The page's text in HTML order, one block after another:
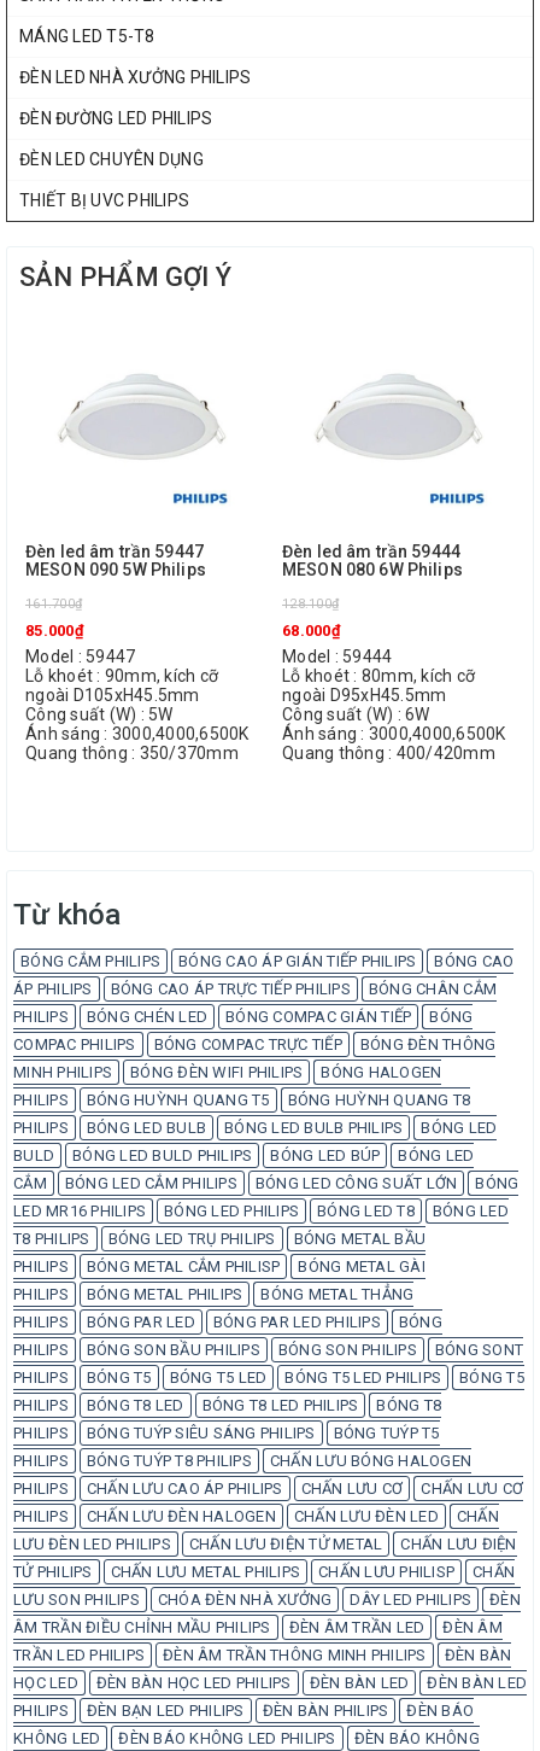
MÁNG LED T5-T8
ĐÈN LED NHÀ XƯỞNG PHILIPS
ĐÈN ĐƯỜNG LED PHILIPS
ĐÈN LED CHUYÊN DỤNG
THIẾT BỊ UVC PHILIPS
SẢN PHẨM GỢI Ý
Đèn led âm trần 59447
MESON 090 5W Philips
161.700₫
85.000₫
Model : 59447
Lỗ khoét : 90mm, kích cỡ
ngoài D105xH45.5mm
Công suất (W) : 5W
Ánh sáng : 3000,4000,6500K
Quang thông : 350/370mm
Đèn led âm trần 59444
MESON 080 6W Philips
128.100₫
68.000₫
Model : 59444
Lỗ khoét : 80mm, kích cỡ
ngoài D95xH45.5mm
Công suất (W) : 6W
Ánh sáng : 3000,4000,6500K
Quang thông : 400/420mm
Từ khóa
BÓNG CẮM PHILIPS BÓNG CAO ÁP GIÁN TIẾP PHILIPS
BÓNG CAO
ÁP PHILIPS
BÓNG CAO ÁP TRỰC TIẾP PHILIPS
BÓNG CHÂN CẮM
PHILIPS
BÓNG CHÉN LED BÓNG COMPAC GIÁN TIẾP
BÓNG
COMPAC PHILIPS
BÓNG COMPAC TRỰC TIẾP
BÓNG ĐÈN THÔNG
MINH PHILIPS
BÓNG ĐÈN WIFI PHILIPS
BÓNG HALOGEN
PHILIPS
BÓNG HUỲNH QUANG T5
BÓNG HUỲNH QUANG T8
PHILIPS
BÓNG LED BULB BÓNG LED BULB PHILIPS
BÓNG LED
BULD
BÓNG LED BULD PHILIPS BÓNG LED BÚP
BÓNG LED
CẮM
BÓNG LED CẮM PHILIPS BÓNG LED CÔNG SUẤT LỚN
BÓNG
LED MR16 PHILIPS
BÓNG LED PHILIPS BÓNG LED T8
BÓNG LED
T8 PHILIPS
BÓNG LED TRỤ PHILIPS
BÓNG METAL BẦU
PHILIPS
BÓNG METAL CẮM PHILISP
BÓNG METAL GÀI
PHILIPS
BÓNG METAL PHILIPS
BÓNG METAL THẲNG
PHILIPS
BÓNG PAR LED BÓNG PAR LED PHILIPS
BÓNG
PHILIPS
BÓNG SON BẦU PHILIPS BÓNG SON PHILIPS
BÓNG SONT
PHILIPS
BÓNG T5 BÓNG T5 LED BÓNG T5 LED PHILIPS
BÓNG T5
PHILIPS
BÓNG T8 LED BÓNG T8 LED PHILIPS
BÓNG T8
PHILIPS
BÓNG TUÝP SIÊU SÁNG PHILIPS
BÓNG TUÝP T5
PHILIPS
BÓNG TUÝP T8 PHILIPS
CHẤN LƯU BÓNG HALOGEN
PHILIPS
CHẤN LƯU CAO ÁP PHILIPS CHẤN LƯU CƠ
CHẤN LƯU CƠ
PHILIPS
CHẤN LƯU ĐÈN HALOGEN CHẤN LƯU ĐÈN LED
CHẤN
LƯU ĐÈN LED PHILIPS
CHẤN LƯU ĐIỆN TỬ METAL
CHẤN LƯU ĐIỆN
TỬ PHILIPS
CHẤN LƯU METAL PHILIPS CHẤN LƯU PHILISP
CHẤN
LƯU SON PHILIPS
CHÓA ĐÈN NHÀ XƯỞNG DÂY LED PHILIPS
ĐÈN
ÂM TRẦN ĐIỀU CHỈNH MẦU PHILIPS
ĐÈN ÂM TRẦN LED
ĐÈN ÂM
TRẦN LED PHILIPS
ĐÈN ÂM TRẦN THÔNG MINH PHILIPS
ĐÈN BÀN
HỌC LED
ĐÈN BÀN HỌC LED PHILIPS ĐÈN BÀN LED
ĐÈN BÀN LED
PHILIPS
ĐÈN BẠN LED PHILIPS ĐÈN BÀN PHILIPS
ĐÈN BÁO
KHÔNG LED
ĐÈN BÁO KHÔNG LED PHILIPS
ĐÈN BÁO KHÔNG